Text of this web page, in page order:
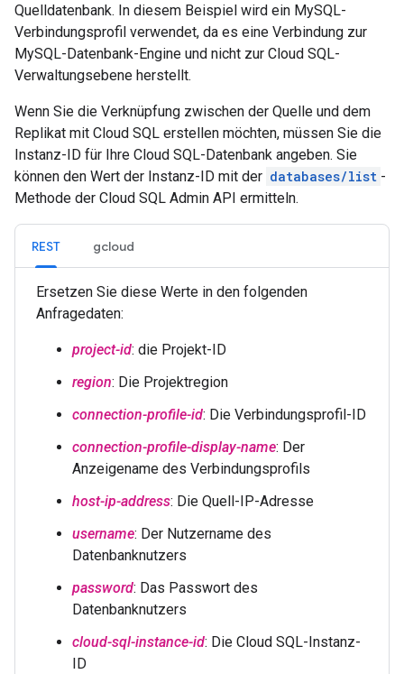
Quelldatenbank. In diesem Beispiel wird ein MySQL-
Verbindungsprofil verwendet, da es eine Verbindung zur
MySQL-Datenbank-Engine und nicht zur Cloud SQL-
Verwaltungsebene herstellt.
Wenn Sie die Verknüpfung zwischen der Quelle und dem
Replikat mit Cloud SQL erstellen möchten, müssen Sie die
Instanz-ID für Ihre Cloud SQL-Datenbank angeben. Sie
können den Wert der Instanz-ID mit der databases/list -
Methode der Cloud SQL Admin API ermitteln.
REST gcloud
Ersetzen Sie diese Werte in den folgenden
Anfragedaten:
project-id: die Projekt-ID
region: Die Projektregion
connection-profile-id: Die Verbindungsprofil-ID
connection-profile-display-name: Der
Anzeigename des Verbindungsprofils
host-ip-address: Die Quell-IP-Adresse
username: Der Nutzername des
Datenbanknutzers
password: Das Passwort des
Datenbanknutzers
cloud-sql-instance-id: Die Cloud SQL-Instanz-
ID